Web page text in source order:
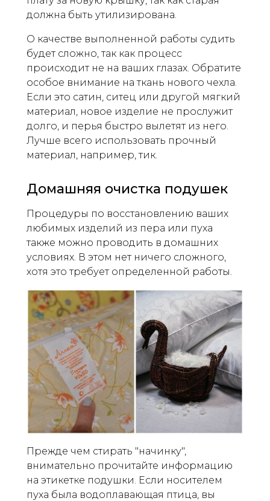
должна быть утилизирована.
О качестве выполненной работы судить
будет сложно, так как процесс
происходит не на ваших глазах. Обратите
особое внимание на ткань нового чехла.
Если это сатин, ситец или другой мягкий
материал, новое изделие не прослужит
долго, и перья быстро вылетят из него.
Лучше всего использовать прочный
материал, например, тик.
Домашняя очистка подушек
Процедуры по восстановлению ваших
любимых изделий из пера или пуха
также можно проводить в домашних
условиях. В этом нет ничего сложного,
хотя это требует определенной работы.
Прежде чем стирать "начинку",
внимательно прочитайте информацию
на этикетке подушки. Если носителем
пуха была водоплавающая птица, вы